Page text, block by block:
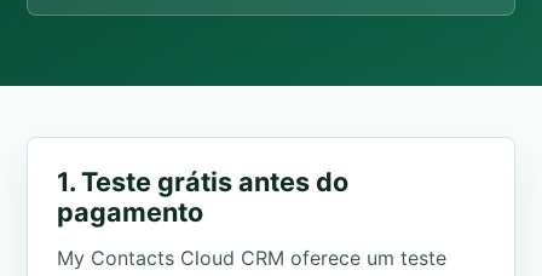
1. Teste grátis antes do
pagamento
My Contacts Cloud CRM oferece um teste